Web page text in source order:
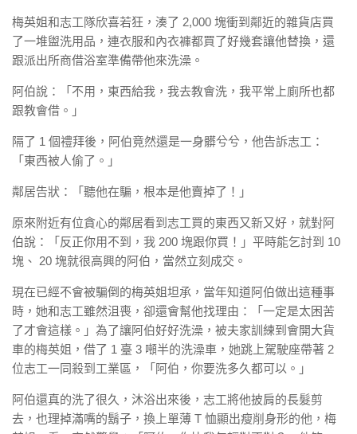
梅英姐和志工隊欣喜若狂，湊了 2,000 塊衝到鄰近的雜貨店買
了一堆盥洗用品，連衣服和內衣褲都買了好幾套讓他替換，還
跟派出所商借浴室準備帶他來洗澡。
阿伯說：「不用，東西給我，我去教會洗，我平常上廁所也都
跟教會借。」
隔了 1 個禮拜後，阿伯竟然還是一身髒兮兮，他告訴志工：
「東西被人偷了。」
鄰居告狀：「聽他在騙，根本是他賣掉了！」
原來附近有位貪心的鄰居看到志工買的東西又新又好，就對阿
伯說：「反正你用不到，我 200 塊跟你買！」平時能乞討到 10
塊、 20 塊就很高興的阿伯，當然立刻成交。
現在已經不會被騙倒的梅英姐坦承，當年知道阿伯做出這種事
時，她和志工雖然沮喪，卻還會幫他找理由：「一定是太困苦
了才會這樣。」為了讓阿伯好好洗澡，被夫家訓練到會開大貨
車的梅英姐，借了 1 臺 3 噸半的洗澡車，她跳上駕駛座帶著 2
位志工一同殺到工業區，「阿伯，你要洗多久都可以。」
阿伯還真的洗了很久，沐浴出來後，志工將他披肩的長髮剪
去，也理掉滿嘴的鬍子，換上單薄 T 恤顯出瘦削身形的他，梅